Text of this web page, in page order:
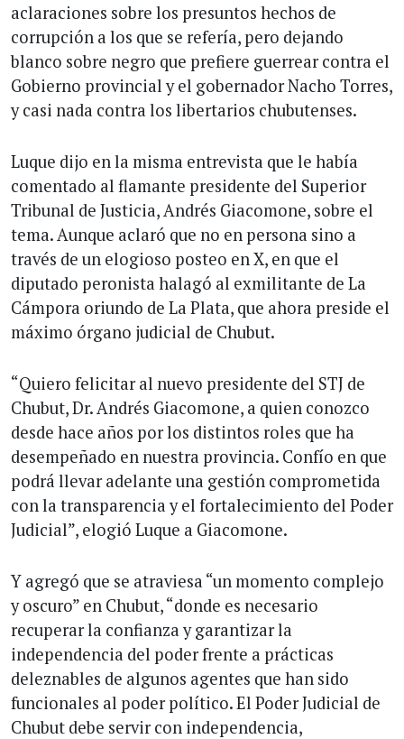
aclaraciones sobre los presuntos hechos de
corrupción a los que se refería, pero dejando
blanco sobre negro que prefiere guerrear contra el
Gobierno provincial y el gobernador Nacho Torres,
y casi nada contra los libertarios chubutenses.
Luque dijo en la misma entrevista que le había
comentado al flamante presidente del Superior
Tribunal de Justicia, Andrés Giacomone, sobre el
tema. Aunque aclaró que no en persona sino a
través de un elogioso posteo en X, en que el
diputado peronista halagó al exmilitante de La
Cámpora oriundo de La Plata, que ahora preside el
máximo órgano judicial de Chubut.
“Quiero felicitar al nuevo presidente del STJ de
Chubut, Dr. Andrés Giacomone, a quien conozco
desde hace años por los distintos roles que ha
desempeñado en nuestra provincia. Confío en que
podrá llevar adelante una gestión comprometida
con la transparencia y el fortalecimiento del Poder
Judicial”, elogió Luque a Giacomone.
Y agregó que se atraviesa “un momento complejo
y oscuro” en Chubut, “donde es necesario
recuperar la confianza y garantizar la
independencia del poder frente a prácticas
deleznables de algunos agentes que han sido
funcionales al poder político. El Poder Judicial de
Chubut debe servir con independencia,